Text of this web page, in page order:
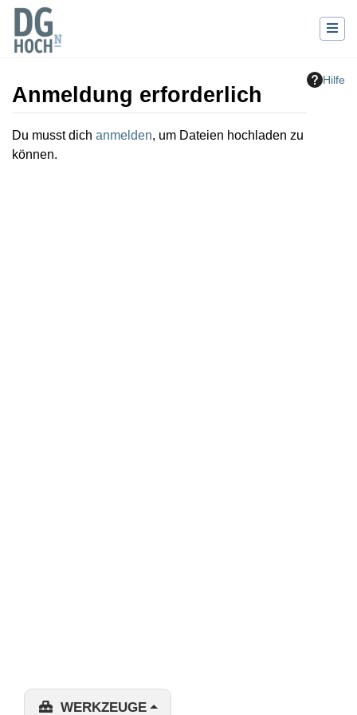
Hilfe
Anmeldung erforderlich
Wechseln zu:Navigation, Suche
Du musst dich anmelden, um Dateien hochladen zu
können.
WERKZEUGE